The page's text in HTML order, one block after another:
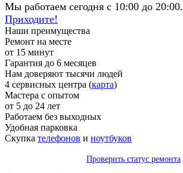
Мы работаем сегодня с 10:00 до 20:00.
Приходите!
Наши преимущества
Ремонт на месте
от 15 минут
Гарантия до 6 месяцев
Нам доверяют тысячи людей
4 сервисных центра (карта)
Мастера с опытом
от 5 до 24 лет
Работаем без выходных
Удобная парковка
Скупка телефонов и ноутбуков
Проверить статус ремонта